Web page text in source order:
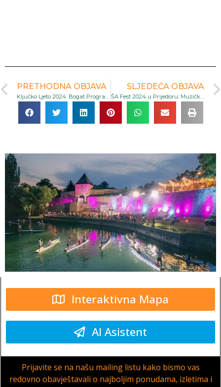
PRETHODNA OBJAVA
Ključko Ljeto 2024: Bogat Program Kulturnih i Sportskih Aktivnosti u Gradu Ključu
SLJEDEĆA OBJAVA
ŠA Fest 2024 u Prijedoru: Muzički, Umjetnički i Kulturni Spektakl Posvećen Daliboru Popoviću Mikši
Interaktivna Mapa
AI Asistent
Prijavite se na našu mailing listu kako bismo vas
redovno obavještavali o najboljim ponudama, izletima i